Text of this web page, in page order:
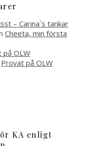
– Carina´s tankar
Cheeta, min första
på OLW
Provat på OLW
KA enligt